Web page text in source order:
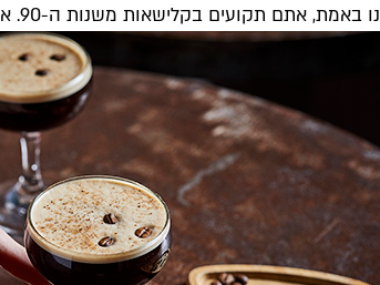
נו באמת, אתם תקועים בקלישאות משנות ה-90. אנחנו מעדיפים הפוך גדול על בסיס שיבולת שועל, או אולי איזה קפה דור 3 מאתיופיה, אבל אספרסו? מה אנחנו, ג'ורג' קלוני?!